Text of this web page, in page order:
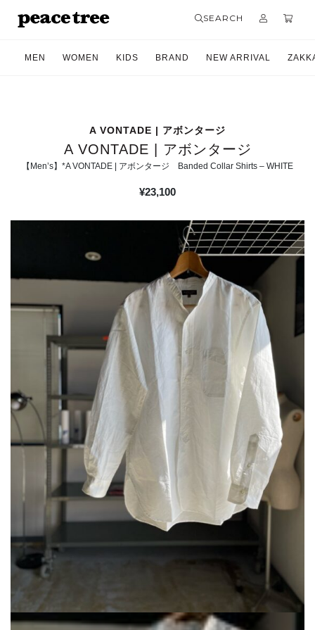
SEARCH
MEN WOMEN KIDS BRAND NEW ARRIVAL
A VONTADE | アボンタージ
A VONTADE | アボンタージ
【Men’s】*A VONTADE | アボンタージ Banded Collar Shirts – WHITE
¥23,100